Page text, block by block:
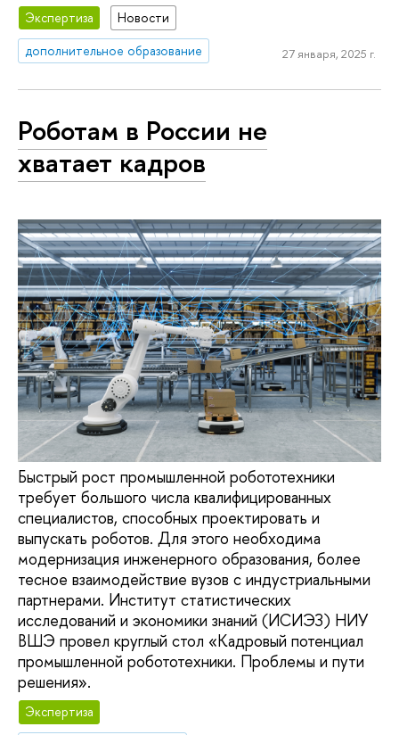
Экспертиза
Новости
дополнительное образование
27 января, 2025 г.
Роботам в России не
хватает кадров
Быстрый рост промышленной робототехники
требует большого числа квалифицированных
специалистов, способных проектировать и
выпускать роботов. Для этого необходима
модернизация инженерного образования, более
тесное взаимодействие вузов с индустриальными
партнерами. Институт статистических
исследований и экономики знаний (ИСИЭЗ) НИУ
ВШЭ провел круглый стол «Кадровый потенциал
промышленной робототехники. Проблемы и пути
решения».
Экспертиза